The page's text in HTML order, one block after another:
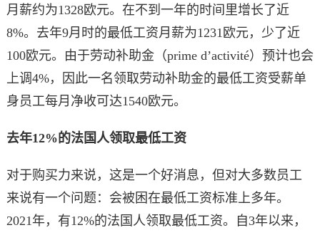
月薪约为1328欧元。在不到一年的时间里增长了近
8%。去年9月时的最低工资月薪为1231欧元，少了近
100欧元。由于劳动补助金（prime d’activité）预计也会
上调4%，因此一名领取劳动补助金的最低工资受薪单
身员工每月净收可达1540欧元。
去年12%的法国人领取最低工资
对于购买力来说，这是一个好消息，但对大多数员工
来说有一个问题：会被困在最低工资标准上多年。
2021年，有12%的法国人领取最低工资。自3年以来，